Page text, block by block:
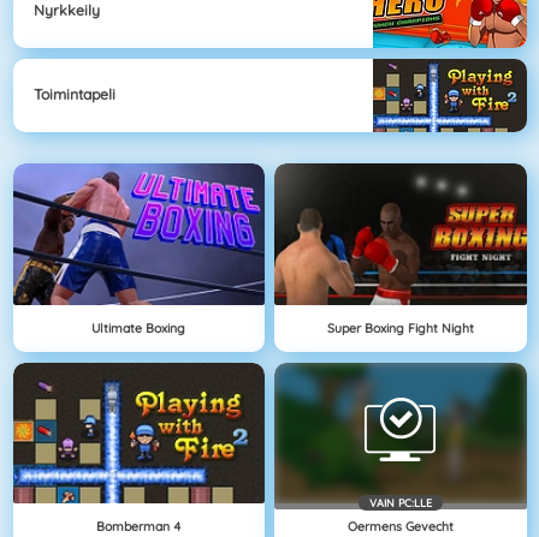
Nyrkkeily
Toimintapeli
Ultimate Boxing Super Boxing Fight Night
Bomberman 4
VAIN PC:LLE
Oermens Gevecht